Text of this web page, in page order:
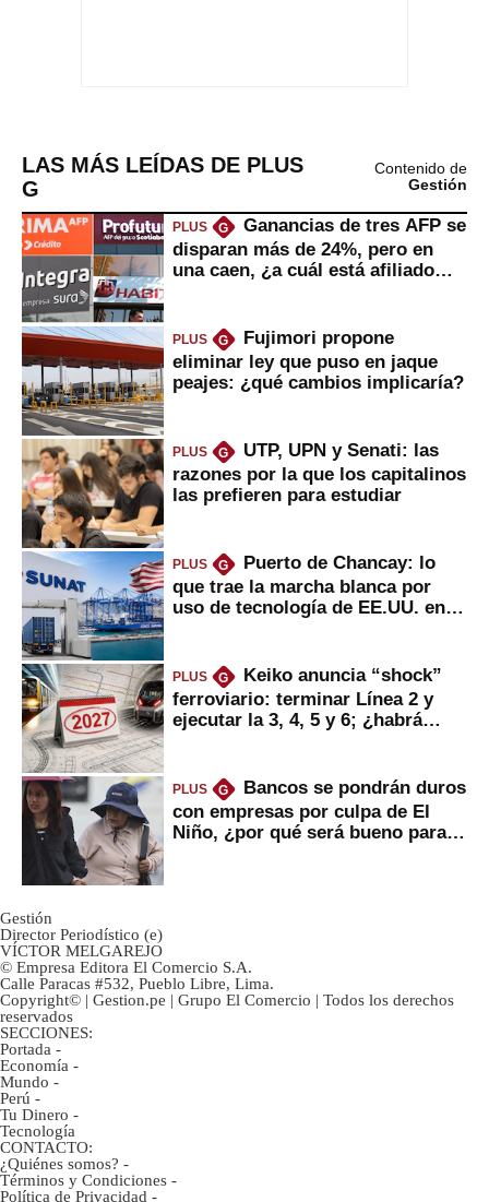
LAS MÁS LEÍDAS DE PLUS
G
Contenido de
Gestión
PLUS G
Ganancias de tres AFP se
disparan más de 24%, pero en
una caen, ¿a cuál está afiliado
PLUS G
Fujimori propone
eliminar ley que puso en jaque
peajes: ¿qué cambios implicaría?
PLUS G
UTP, UPN y Senati: las
razones por la que los capitalinos
las prefieren para estudiar
PLUS G
Puerto de Chancay: lo
que trae la marcha blanca por
uso de tecnología de EE.UU. en
PLUS G
Keiko anuncia “shock”
ferroviario: terminar Línea 2 y
ejecutar la 3, 4, 5 y 6; ¿habrá
PLUS G
Bancos se pondrán duros
con empresas por culpa de El
Niño, ¿por qué será bueno para
Gestión
Director Periodístico (e)
VÍCTOR MELGAREJO
© Empresa Editora El Comercio S.A.
Calle Paracas #532, Pueblo Libre, Lima.
Copyright© | Gestion.pe | Grupo El Comercio | Todos los derechos
reservados
SECCIONES:
Portada -
Economía -
Mundo -
Perú -
Tu Dinero -
Tecnología
CONTACTO:
¿Quiénes somos? -
Términos y Condiciones -
Política de Privacidad -